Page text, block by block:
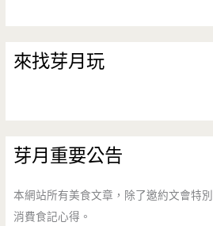
來找芽月玩
芽月重要公告
本網站所有美食文章，除了邀約文會特
消費食記心得。